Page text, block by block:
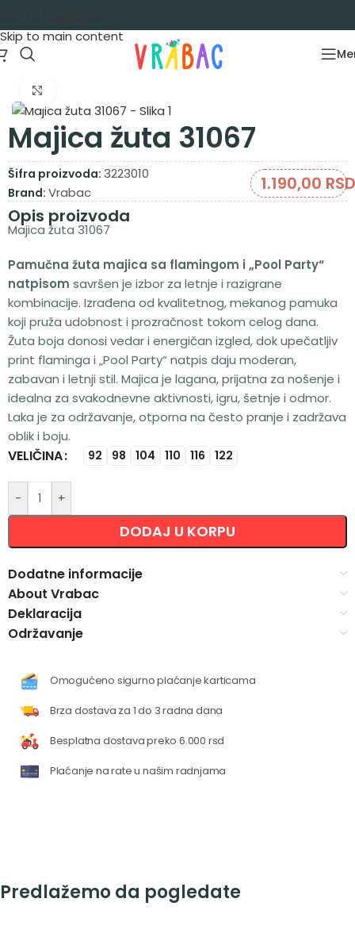
Skip to main content
Majice kratak rukav
Majica žuta 31067
Šifra proizvoda: 3223010
Brand: Vrabac 1.190,00
Opis proizvoda
Majica žuta 31067
Pamučna žuta majica sa flamingom i „Pool Party“
natpisom savršen je izbor za letnje i razigrane
kombinacije. Izrađena od kvalitetnog, mekanog pamuka
koji pruža udobnost i prozračnost tokom celog dana.
Žuta boja donosi vedar i energičan izgled, dok upečatljiv
print flaminga i „Pool Party“ natpis daju moderan,
zabavan i letnji stil. Majica je lagana, prijatna za nošenje i
idealna za svakodnevne aktivnosti, igru, šetnje i odmor.
Laka je za održavanje, otporna na često pranje i zadržava
oblik i boju.
VELIČINA 92 98 104 110 116 122
- +
DODAJ U KORPU
Alternative:
Dodatne informacije
About Vrabac
Deklaracija
Održavanje
Omogućeno sigurno plaćanje karticama
Brza dostava za 1 do 3 radna dana
Besplatna dostava preko 6.000 rsd
Plaćanje na rate u našim radnjama
Predlažemo da pogledate